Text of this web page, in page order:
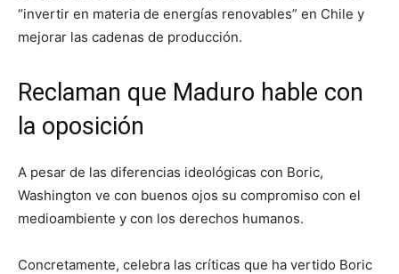
“invertir en materia de energías renovables” en Chile y
mejorar las cadenas de producción.
Reclaman que Maduro hable con
la oposición
A pesar de las diferencias ideológicas con Boric,
Washington ve con buenos ojos su compromiso con el
medioambiente y con los derechos humanos.
Concretamente, celebra las críticas que ha vertido Boric